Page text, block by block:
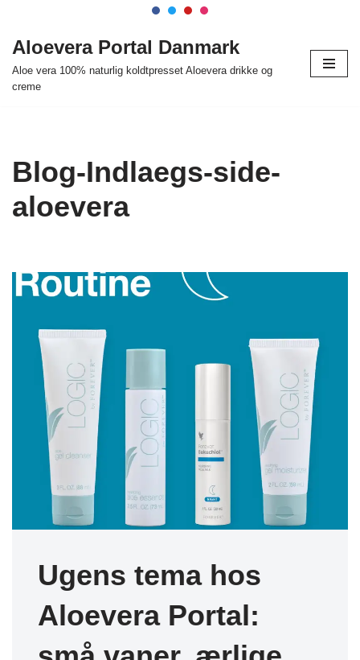
Spring
indhold
Aloevera Portal Danmark
Aloe vera 100% naturlig koldtpresset Aloevera drikke og
creme
Blog-Indlaegs-side-
aloevera
Ugens tema hos
Aloevera Portal: